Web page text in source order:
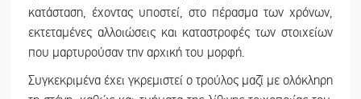
κατάσταση, έχοντας υποστεί, στο πέρασμα των χρόνων,
εκτεταμένες αλλοιώσεις και καταστροφές των στοιχείων
που μαρτυρούσαν την αρχική του μορφή.
Συγκεκριμένα έχει γκρεμιστεί ο τρούλος μαζί με ολόκληρη